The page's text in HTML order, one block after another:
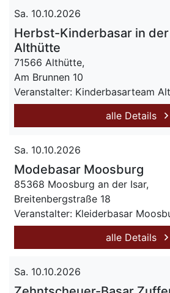
Sa. 10.10.2026
Herbst-Kinderbasar in
Althütte
71566 Althütte,
Am Brunnen 10
Veranstalter: Kinderbasarteam
alle Details
Sa. 10.10.2026
Modebasar Moosburg
85368 Moosburg an der Isar,
Breitenbergstraße 18
Veranstalter: Kleiderbasar
alle Details
Sa. 10.10.2026